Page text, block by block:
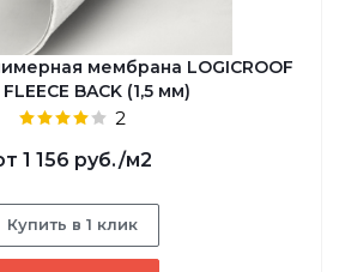
мембрана LOGICROOF
BACK (1,5 мм)
2
1 156 руб./м2
Купить в 1 клик